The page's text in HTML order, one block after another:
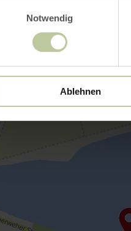
Notwendig
Ablehnen